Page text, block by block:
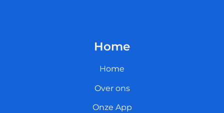
Home
Home
Over ons
Onze App